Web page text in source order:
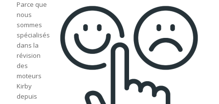
Parce que
nous
sommes
spécialisés
dans la
révision
des
moteurs
Kirby
depuis